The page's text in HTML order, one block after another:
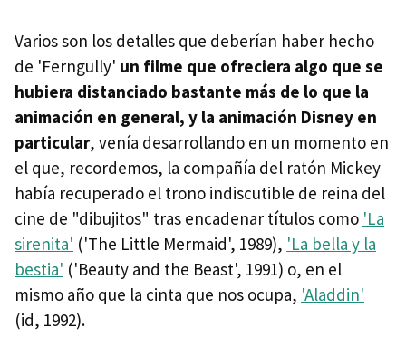
Varios son los detalles que deberían haber hecho
de 'Ferngully' un filme que ofreciera algo que se
hubiera distanciado bastante más de lo que la
animación en general, y la animación Disney en
particular, venía desarrollando en un momento en
el que, recordemos, la compañía del ratón Mickey
había recuperado el trono indiscutible de reina del
cine de "dibujitos" tras encadenar títulos como 'La
sirenita' ('The Little Mermaid', 1989), 'La bella y la
bestia' ('Beauty and the Beast', 1991) o, en el
mismo año que la cinta que nos ocupa, 'Aladdin'
(id, 1992).